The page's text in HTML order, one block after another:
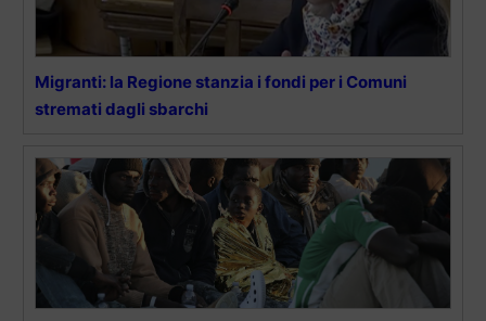
Migranti: la Regione stanzia i fondi per i Comuni
stremati dagli sbarchi